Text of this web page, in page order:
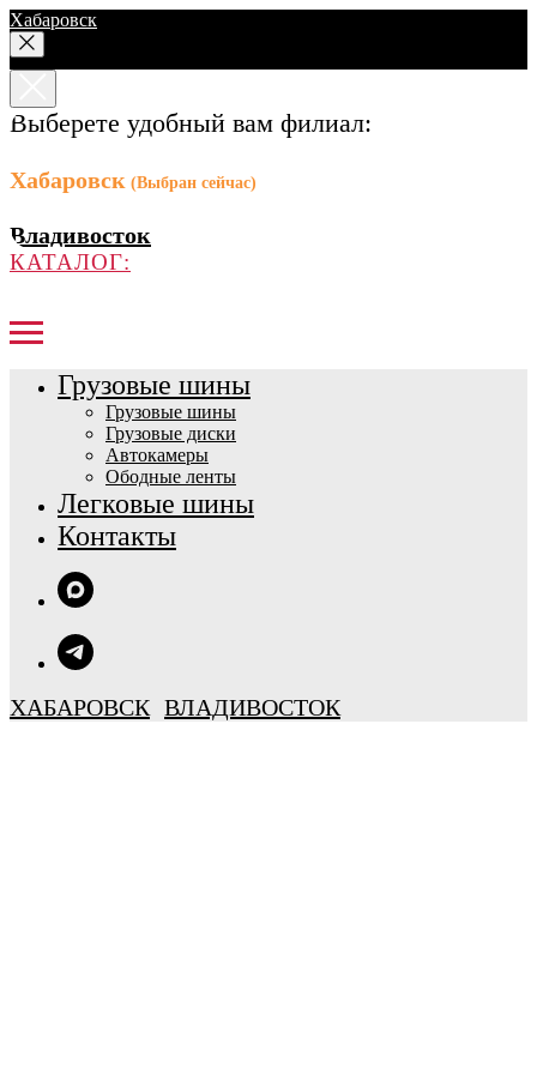
Хабаровск
Выберете удобный вам филиал:
Хабаровск (Выбран сейчас)
Владивосток
КАТАЛОГ:
Грузовые шины
Грузовые шины
Грузовые диски
Автокамеры
Ободные ленты
Легковые шины
Контакты
ХАБАРОВСК ВЛАДИВОСТОК